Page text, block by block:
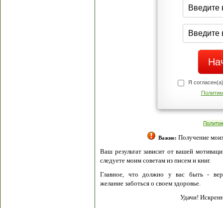
Я
Важно: Получение
Ваш результат зависит от вашей
следуете моим советам из писем и книг.
Главное, что должно у вас быть -
желание заботься о своем здоровье.
Удачи!